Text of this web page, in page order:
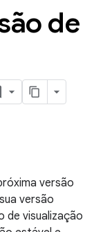
de
versão
versão
de visualização